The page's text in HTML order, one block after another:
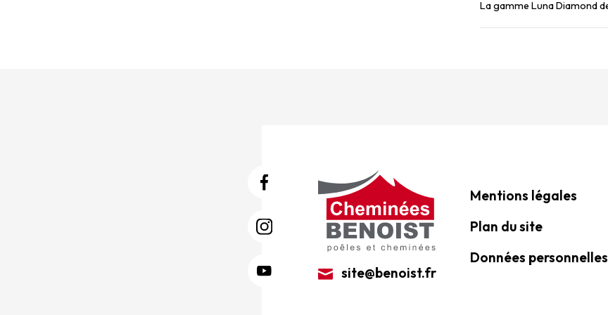
site@benoist.fr
Mentions légales
Plan du site
Données personnelles